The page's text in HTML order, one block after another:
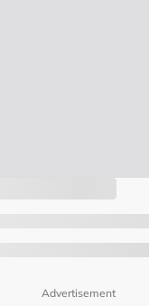
Advertisement